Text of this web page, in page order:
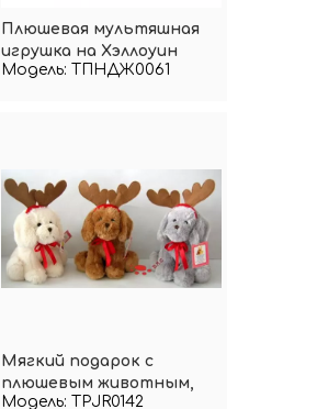
Плюшевая мультяшная
игрушка на Хэллоуин
Модель: ТПНДЖ0061
Мягкий подарок с
плюшевым животным,
мультяшным дождевым
Модель: TPJR0142